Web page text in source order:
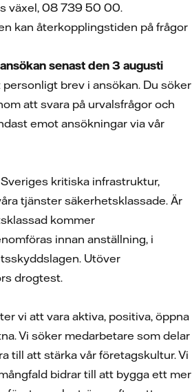
växel, 08 739 50 00.
kan återkopplingstiden på frågor
senast den 3 augusti
brev i ansökan. Du söker
att svara på urvalsfrågor och
emot ansökningar via vår
kritiska infrastruktur,
tjänster säkerhetsklassade. Är
kommer
innan anställning, i
Utöver
drogtest.
vi att vara aktiva, positiva, öppna
Vi söker medarbetare som delar
till att stärka vår företagskultur. Vi
bidrar till att bygga ett mer